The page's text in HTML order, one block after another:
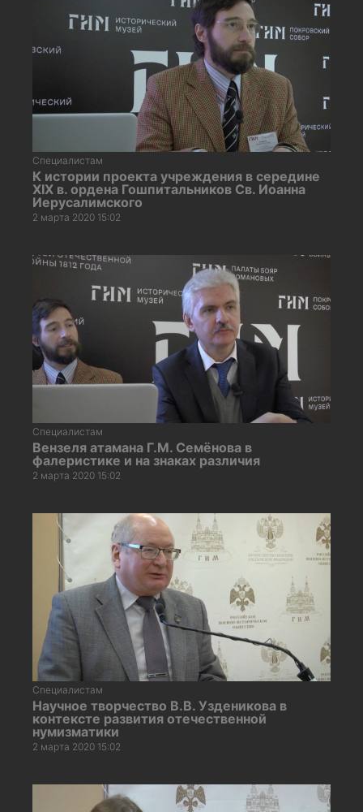
Специалистам
К истории проекта учреждения в середине
XIX в. ордена Гошпитальников Св. Иоанна
Иерусалимского
2 марта 2020 15:02
Специалистам
Вензеля атамана Г.М. Семёнова в
фалеристике и на знаках различия
2 марта 2020 15:02
Специалистам
Научное творчество В.В. Узденикова в
контексте развития отечественной
нумизматики
2 марта 2020 15:02